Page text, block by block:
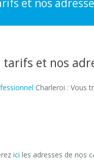
et nos
tarifs et nos
Charleroi : Vous
ici les adresses de nos